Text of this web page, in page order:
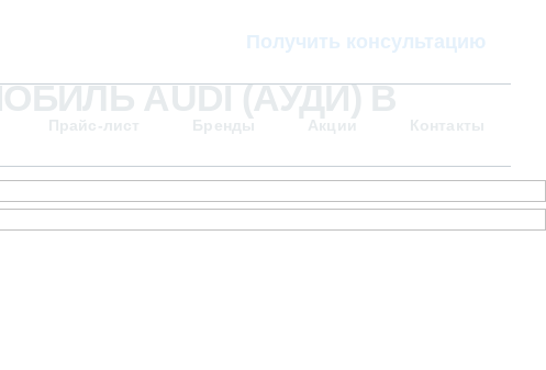
Получить консультацию
Прайс-лист Бренды Акции Контакты
AUDI (АУДИ) В